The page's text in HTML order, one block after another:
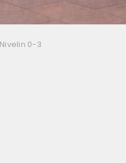
Nivelin 0-3